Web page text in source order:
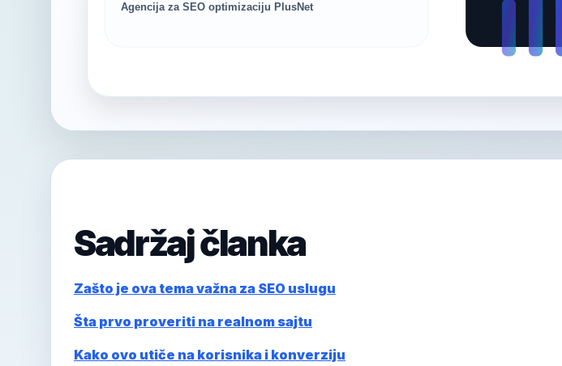
Sadržaj članka
Zašto je ova tema važna za SEO uslugu
Šta prvo proveriti na realnom sajtu
Kako ovo utiče na korisnika i konverziju